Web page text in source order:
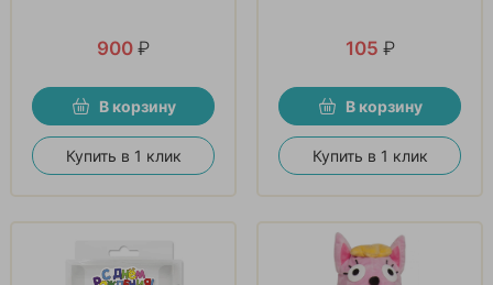
900 ₽
В корзину
Купить в 1 клик
105 ₽
В корзину
Купить в 1 клик